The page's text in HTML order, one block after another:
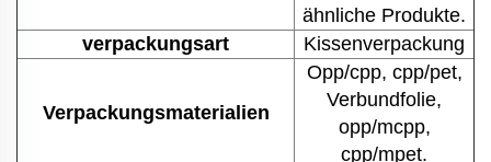
ähnliche Produkte.
verpackungsart
Kissenverpackung
Verpackungsmaterialien
Opp/cpp, cpp/pet,
Verbundfolie,
opp/mcpp,
cpp/mpet.